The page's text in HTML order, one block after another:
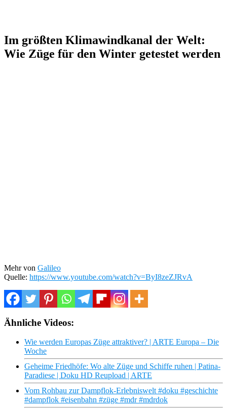
Im größten Klimawindkanal der Welt:
Wie Züge für den Winter getestet werden
Mehr von Galileo
Quelle: https://www.youtube.com/watch?v=ByI8zeZJRvA
Ähnliche Videos:
Wie werden Europas Züge attraktiver? | ARTE Europa – Die
Woche
Geheime Friedhöfe: Wo alte Züge und Schiffe ruhen | Patina-
Paradiese | Doku HD Reupload | ARTE
Vom Rohbau zur Dampflok-Erlebniswelt #doku #geschichte
#dampflok #eisenbahn #züge #mdr #mdrdok